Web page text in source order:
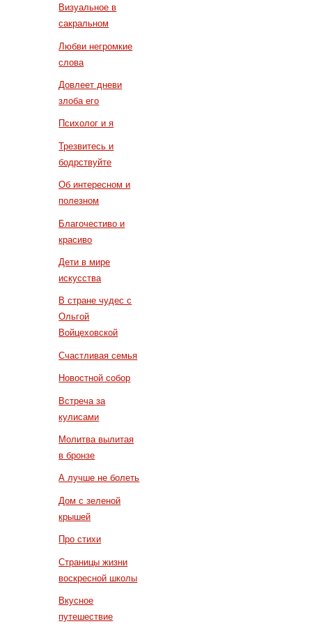
Визуальное в
сакральном
Любви негромкие
слова
Довлеет дневи
злоба его
Психолог и я
Трезвитесь и
бодрствуйте
Об интересном и
полезном
Благочестиво и
красиво
Дети в мире
искусства
В стране чудес с
Ольгой
Войцеховской
Счастливая семья
Новостной собор
Встреча за
кулисами
Молитва вылитая
в бронзе
А лучше не болеть
Дом с зеленой
крышей
Про стихи
Страницы жизни
воскресной школы
Вкусное
путешествие